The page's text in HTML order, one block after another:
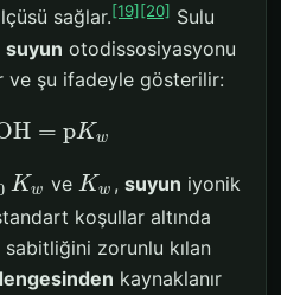
sağlar.[19] [20] Sulu
suyun otodissosiyasyonu
ve şu ifadeyle gösterilir:
H = pKw
Kw ve Kw , suyun iyonik
koşullar altında
zorunlu kılan
kaynaklanır